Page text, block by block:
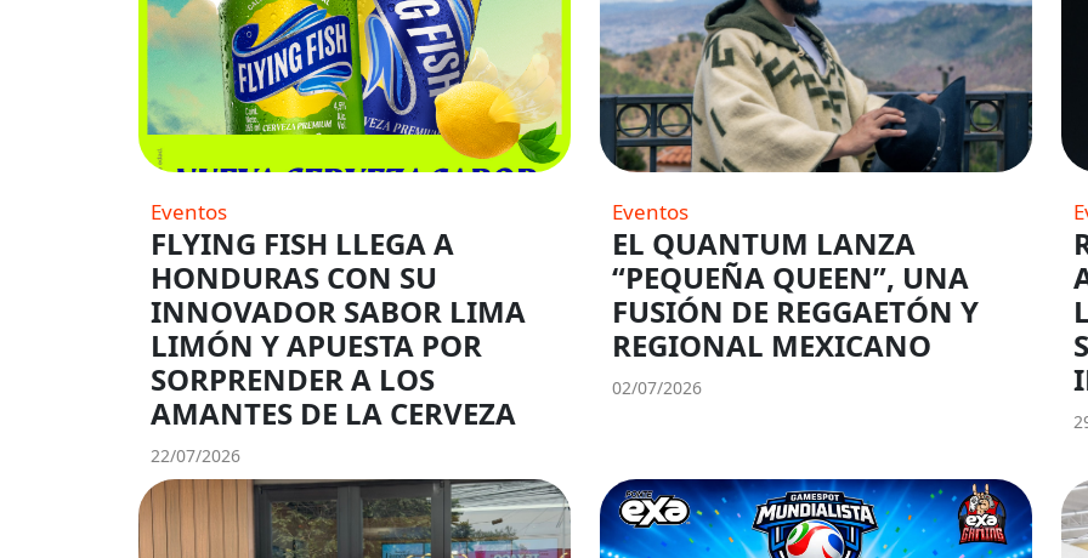
Eventos
FLYING FISH LLEGA A
HONDURAS CON SU
INNOVADOR SABOR LIMA
LIMÓN Y APUESTA POR
SORPRENDER A LOS
AMANTES DE LA CERVEZA
22/07/2026
Eventos
EL QUANTUM LANZA
“PEQUEÑA QUEEN”, UNA
FUSIÓN DE REGGAETÓN Y
REGIONAL MEXICANO
02/07/2026